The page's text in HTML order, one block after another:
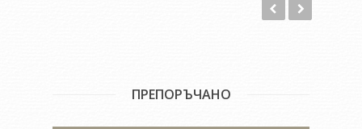
ПРЕПОРЪЧАНО